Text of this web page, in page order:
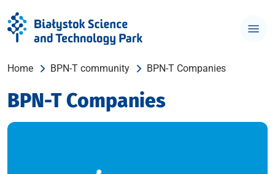
Home BPN-T community BPN-T Companies
BPN-T Companies